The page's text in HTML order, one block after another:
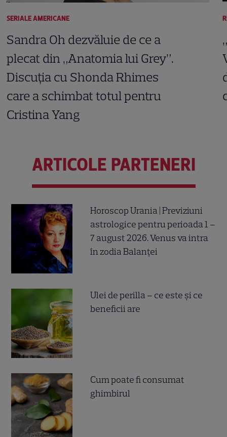
SERIALE AMERICANE
Sandra Oh dezvăluie de ce a
plecat din „Anatomia lui Grey”.
Discuția cu Shonda Rhimes
care a schimbat totul pentru
Cristina Yang
ARTICOLE PARTENERI
Horoscop Urania | Previziuni
astrologice pentru perioada 1 –
7 august 2026. Venus va intra
în zodia Balanței
Ulei de perilla – ce este și ce
beneficii are
Cum poate fi consumat
ghimbirul